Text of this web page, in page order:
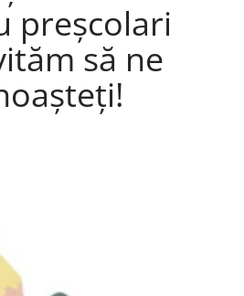
preșcolari
să ne